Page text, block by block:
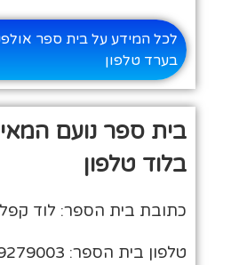
לכל המידע על בית ספר
בערד טלפון
בית ספר נועם
בלוד טלפון
כתובת בית הספר: לוד קפלן
טלפון בית הספר: 08-9279003